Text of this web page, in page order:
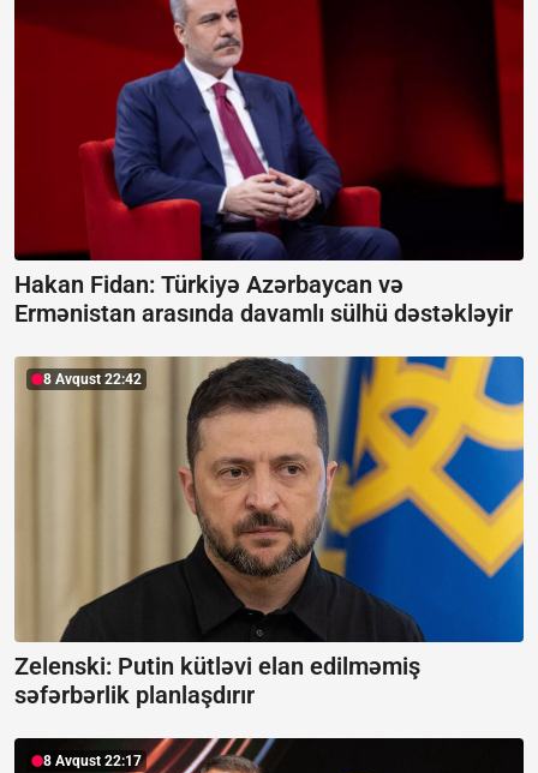
Hakan Fidan: Türkiyə Azərbaycan və
Ermənistan arasında davamlı sülhü dəstəkləyir
8 Avqust 22:42
Zelenski: Putin kütləvi elan edilməmiş
səfərbərlik planlaşdırır
8 Avqust 22:17